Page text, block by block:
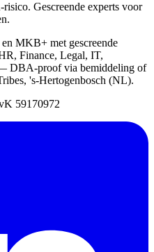
Gescreende experts voor
MKB+ met gescreende
Finance, Legal, IT,
DBA-proof via bemiddeling of
's-Hertogenbosch (NL).
59170972